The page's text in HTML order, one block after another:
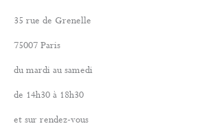
35 rue de Grenelle
75007 Paris
du mardi au samedi
de 14h30 à 18h30
et sur rendez-vous